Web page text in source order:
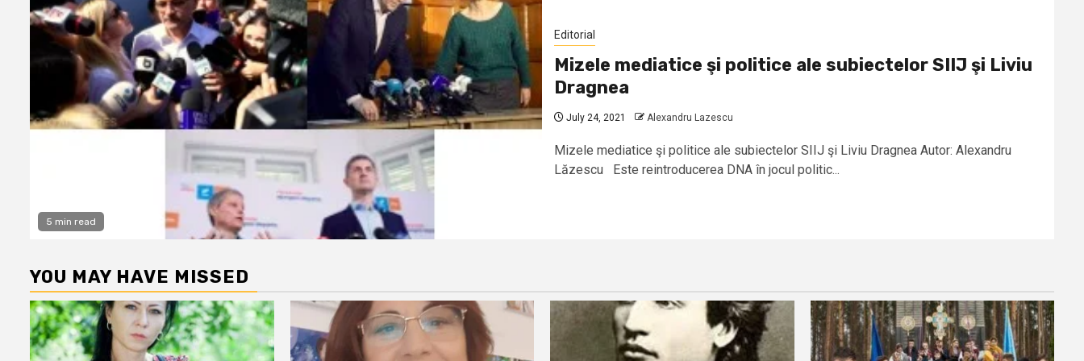
5 min read
Editorial
Mizele mediatice şi politice ale subiectelor SIIJ şi Liviu
Dragnea
July 24, 2021 Alexandru Lazescu
Mizele mediatice şi politice ale subiectelor SIIJ şi Liviu Dragnea Autor: Alexandru
Lăzescu Este reintroducerea DNA în jocul politic...
YOU MAY HAVE MISSED